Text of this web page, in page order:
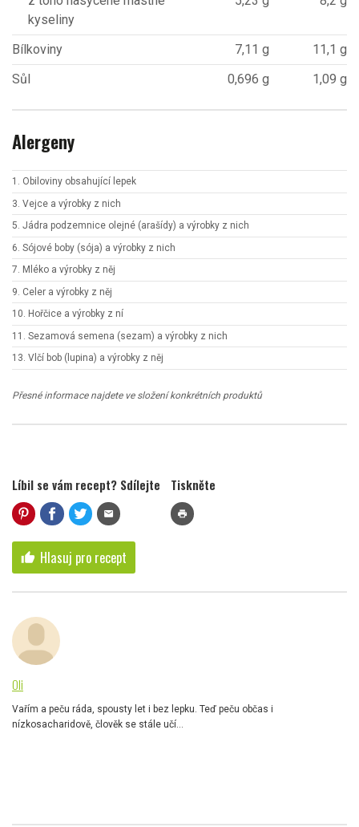
kyseliny
Bílkoviny 7,11 g
11,1 g
Sůl
0,696 g 1,09 g
Alergeny
1. Obiloviny obsahující lepek
3. Vejce a výrobky z nich
5. Jádra podzemnice olejné (arašídy) a výrobky z nich
6. Sójové boby (sója) a výrobky z nich
7. Mléko a výrobky z něj
9. Celer a výrobky z něj
10. Hořčice a výrobky z ní
11. Sezamová semena (sezam) a výrobky z nich
13. Vlčí bob (lupina) a výrobky z něj
Přesné informace najdete ve složení konkrétních produktů
Líbil se vám recept? Sdílejte
mail
Tiskněte
print
thumb_up Hlasuj pro recept
Oli
Vařím a peču ráda, spousty let i bez lepku. Teď peču občas i
nízkosacharidově, člověk se stále učí...